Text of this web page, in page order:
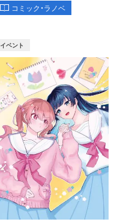
コミック・ラノベ
イベント